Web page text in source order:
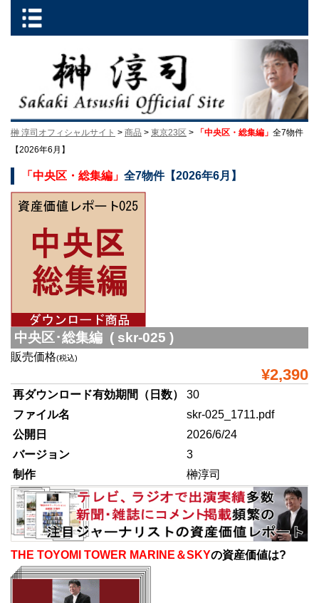
榊 淳司オフィシャルサイト > 商品 > 東京23区 > 「中央区・総集編」 全7物件
【2026年6月】
「中央区・総集編」 全7物件【2026年6月】
中央区･総集編 ( skr-025 )
販売価格(税込)
¥2,390
再ダウンロード有効期間（日数）
30
ファイル名
skr-025_1711.pdf
公開日
2026/6/24
バージョン
3
制作
榊淳司
THE TOYOMI TOWER MARINE＆SKYの資産価値は?